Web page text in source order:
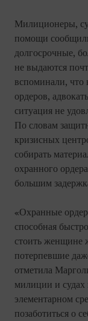
Милиционеры,
помощи
долгосрочные,
не выдаются
вспоминали, что
ордеров,
ситуация не
По словам
кризисных
собирать
охранного
большим
«Охранные
способная
стоить женщине
потерпевшие
отметила
милиции и
элементарном
позаботиться о